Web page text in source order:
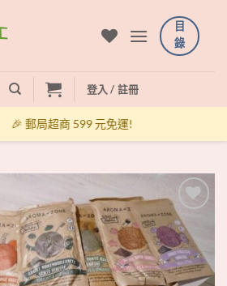
目
錄
登入 / 註冊
🎉 郵局超商 599 元免運!